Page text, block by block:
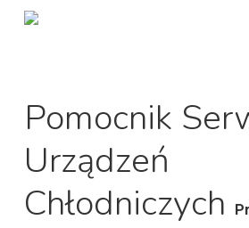
Skip
Pomocnik
Urządzeń
Chłodniczych